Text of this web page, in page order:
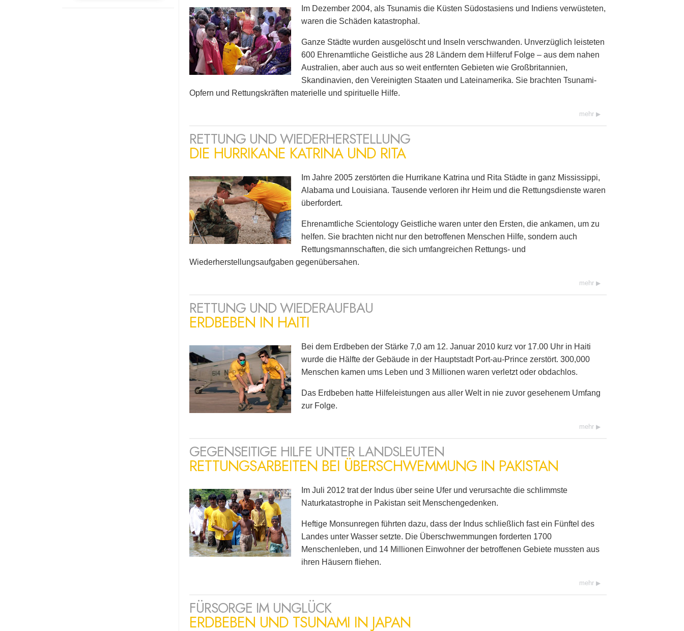
Im Dezember 2004, als Tsunamis die Küsten Südostasiens und Indiens verwüsteten,
waren die Schäden katastrophal.
Ganze Städte wurden ausgelöscht und Inseln verschwanden. Unverzüglich leisteten
600 Ehrenamtliche Geistliche aus 28 Ländern dem Hilferuf Folge – aus dem nahen
Australien, aber auch aus so weit entfernten Gebieten wie Großbritannien,
Skandinavien, den Vereinigten Staaten und Lateinamerika. Sie brachten Tsunami-
Opfern und Rettungskräften materielle und spirituelle Hilfe.
mehr
RETTUNG UND WIEDERHERSTELLUNG
DIE HURRIKANE KATRINA UND RITA
Im Jahre 2005 zerstörten die Hurrikane Katrina und Rita Städte in ganz Mississippi,
Alabama und Louisiana. Tausende verloren ihr Heim und die Rettungsdienste waren
überfordert.
Ehrenamtliche Scientology Geistliche waren unter den Ersten, die ankamen, um zu
helfen. Sie brachten nicht nur den betroffenen Menschen Hilfe, sondern auch
Rettungsmannschaften, die sich umfangreichen Rettungs- und
Wiederherstellungsaufgaben gegenübersahen.
mehr
RETTUNG UND WIEDERAUFBAU
ERDBEBEN IN HAITI
Bei dem Erdbeben der Stärke 7,0 am 12. Januar 2010 kurz vor 17.00 Uhr in Haiti
wurde die Hälfte der Gebäude in der Hauptstadt Port-au-Prince zerstört. 300,000
Menschen kamen ums Leben und 3 Millionen waren verletzt oder obdachlos.
Das Erdbeben hatte Hilfeleistungen aus aller Welt in nie zuvor gesehenem Umfang
zur Folge.
mehr
GEGENSEITIGE HILFE UNTER LANDSLEUTEN
RETTUNGSARBEITEN BEI ÜBERSCHWEMMUNG IN PAKISTAN
Im Juli 2012 trat der Indus über seine Ufer und verursachte die schlimmste
Naturkatastrophe in Pakistan seit Menschengedenken.
Heftige Monsunregen führten dazu, dass der Indus schließlich fast ein Fünftel des
Landes unter Wasser setzte. Die Überschwemmungen forderten 1700
Menschenleben, und 14 Millionen Einwohner der betroffenen Gebiete mussten aus
ihren Häusern fliehen.
mehr
FÜRSORGE IM UNGLÜCK
ERDBEBEN UND TSUNAMI IN JAPAN